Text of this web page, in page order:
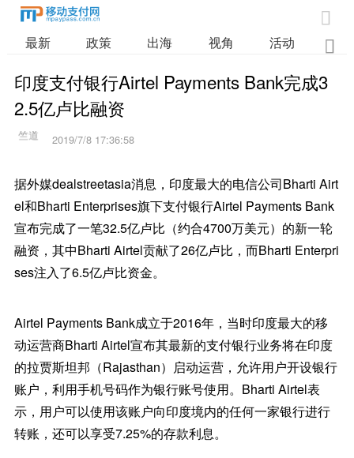

最新 政策 出海 视角 活动 业

印度支付银行Airtel Payments Bank完成3
2.5亿卢比融资
2019/7/8 17:36:58
据外媒dealstreetasia消息，印度最大的电信公司Bharti Airt
el和Bharti Enterprises旗下支付银行Airtel Payments Bank
宣布完成了一笔32.5亿卢比（约合4700万美元）的新一轮
融资，其中Bharti Airtel贡献了26亿卢比，而Bharti Enterpri
ses注入了6.5亿卢比资金。
Airtel Payments Bank成立于2016年，当时印度最大的移
动运营商Bharti Airtel宣布其最新的支付银行业务将在印度
的拉贾斯坦邦（Rajasthan）启动运营，允许用户开设银行
账户，利用手机号码作为银行账号使用。Bharti Airtel表
示，用户可以使用该账户向印度境内的任何一家银行进行
转账，还可以享受7.25%的存款利息。